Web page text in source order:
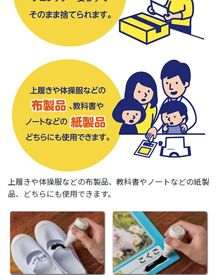
上履きや体操服などの布製品、教科書やノートなどの紙製
品、どちらにも使用できます。